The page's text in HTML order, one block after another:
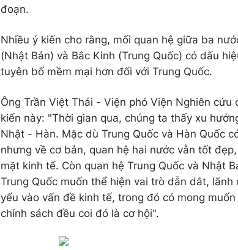
đoạn.
Nhiều ý kiến cho rằng, mối quan hệ giữa ba
(Nhật Bản) và Bắc Kinh (Trung Quốc) có dấu
tuyên bố mềm mại hơn đối với Trung Quốc.
Ông Trần Việt Thái - Viện phó Viện Nghiên
kiến này: "Thời gian qua, chúng ta thấy xu
Nhật - Hàn. Mặc dù Trung Quốc và Hàn Quốc
nhưng về cơ bản, quan hệ hai nước vẫn tốt
mặt kinh tế. Còn quan hệ Trung Quốc và Nhật
Trung Quốc muốn thể hiện vai trò dẫn dắt,
yếu vào vấn đề kinh tế, trong đó có mong
chính sách đều coi đó là cơ hội".